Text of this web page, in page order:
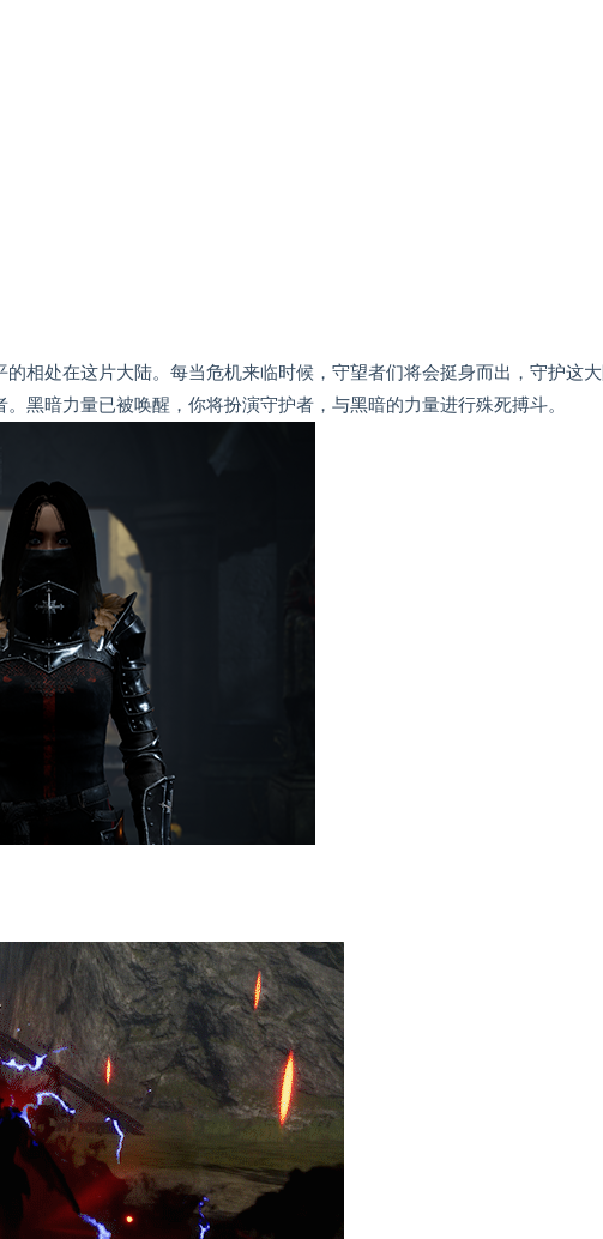
相处在这片大陆。每当危机来临时候，守望者们将会挺身而出，守护这
黑暗力量已被唤醒，你将扮演守护者，与黑暗的力量进行殊死搏斗。